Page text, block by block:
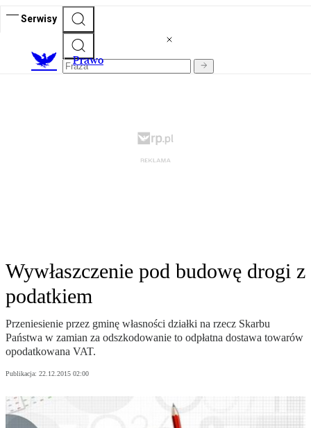
Serwisy
Prawo
Wywłaszczenie pod budowę drogi z
podatkiem
Przeniesienie przez gminę własności działki na rzecz Skarbu
Państwa w zamian za odszkodowanie to odpłatna dostawa towarów
opodatkowana VAT.
Publikacja: 22.12.2015 02:00